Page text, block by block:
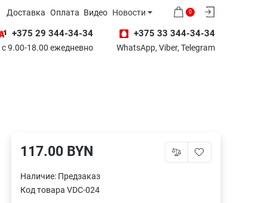
Доставка Оплата Видео Новости
+375 29 344-34-34
с 9.00-18.00 ежедневно
0
+375 33 344-34-34
WhatsApp, Viber, Telegram
117.00 BYN
Наличие: Предзаказ
Код товара VDC-024